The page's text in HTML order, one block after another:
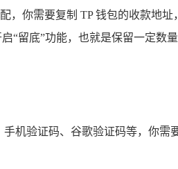
你需要复制 TP 钱包的收款地
留底”功能，也就是保留一定数
机验证码、谷歌验证码等，你